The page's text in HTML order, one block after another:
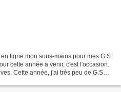
ligne mon sous-mains pour mes G.S.
cette année à venir, c'est l'occasion.
Cette année, j'ai très peu de G.S